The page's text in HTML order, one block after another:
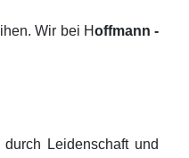
Wir bei Hoffmann -
Leidenschaft und